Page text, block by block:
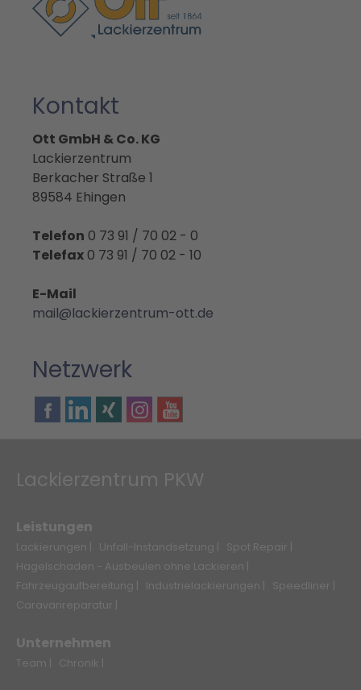
Kontakt
Ott GmbH & Co. KG
Lackierzentrum
Berkacher Straße 1
89584 Ehingen
Telefon 0 73 91 / 70 02 - 0
Telefax 0 73 91 / 70 02 - 10
E-Mail
mail@lackierzentrum-ott.de
Netzwerk
Lackierzentrum PKW
Leistungen
Lackierungen | Unfall-Instandsetzung | Spot Repair |
Hagelschaden - Ausbeulen ohne Lackieren |
Fahrzeugaufbereitung | Industrielackierungen | Speedliner |
Caravanreparatur |
Unternehmen
Team | Chronik |